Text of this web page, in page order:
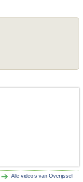
Alle video’s van Overijssel